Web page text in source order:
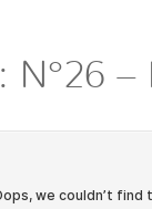
: N°26